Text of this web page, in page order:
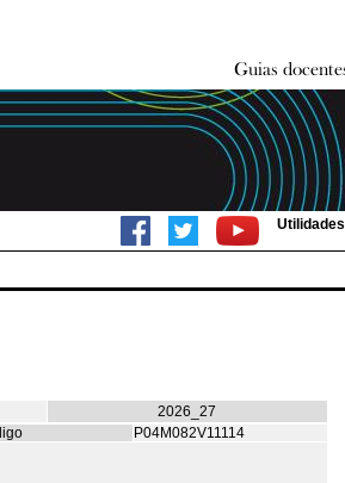
Utilidades
2026_27
P04M082V11114